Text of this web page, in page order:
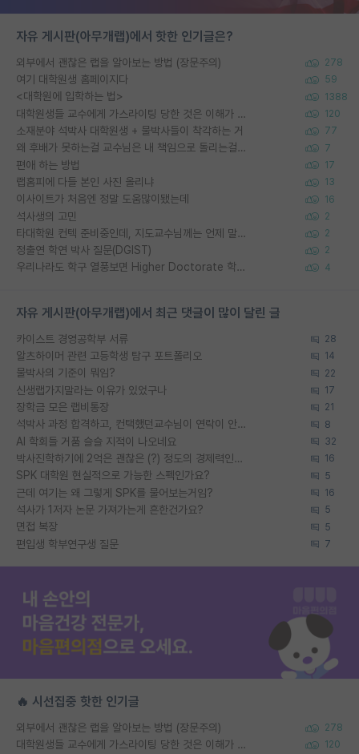
자유 게시판(아무개랩)에서 핫한 인기글은?
외부에서 괜찮은 랩을 알아보는 방법 (장문주의) 278
여기 대학원생 홈페이지다 59
<대학원에 입학하는 법> 1388
대학원생들 교수에게 가스라이팅 당한 것은 이해가 갑니다. 안타깝네요. 120
소재분야 석박사 대학원생 + 물박사들이 착각하는 거 77
왜 후배가 못하는걸 교수님은 내 책임으로 돌리는걸까요? 7
편애 하는 방법 17
랩홈피에 다들 본인 사진 올리냐 13
이사이트가 처음엔 정말 도움많이됐는데 16
석사생의 고민 2
타대학원 컨텍 준비중인데, 지도교수님께는 언제 말씀드려야 할까요? 2
정출연 학연 박사 질문(DGIST) 2
우리나라도 학구 열풍보면 Higher Doctorate 학위가 필요하다고 봅니다. 4
자유 게시판(아무개랩)에서 최근 댓글이 많이 달린 글
카이스트 경영공학부 서류 28
알츠하이머 관련 고등학생 탐구 포트폴리오 14
물박사의 기준이 뭐임? 22
신생랩가지말라는 이유가 있었구나 17
장학금 모은 랩비통장 21
석박사 과정 합격하고, 컨택했던교수님이 연락이 안됩니다... 8
AI 학회들 거품 슬슬 지적이 나오네요 32
박사진학하기에 2억은 괜찮은 (?) 정도의 경제력인가요 16
SPK 대학원 현실적으로 가능한 스펙인가요? 5
근데 여기는 왜 그렇게 SPK를 물어보는거임? 16
석사가 1저자 논문 가져가는게 흔한건가요? 5
면접 복장 5
편입생 학부연구생 질문 7
🔥 시선집중 핫한 인기글
외부에서 괜찮은 랩을 알아보는 방법 (장문주의) 278
대학원생들 교수에게 가스라이팅 당한 것은 이해가 갑니다. 안타깝네요. 120